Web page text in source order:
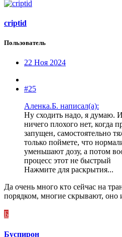
criptid
Пользователь
22 Ноя 2024
#25
Аленка.Б. написал(а):
Ну сходить надо, я думаю.
ничего плохого нет, когда
запущен, самостоятельно
только поймете, что
уменьшают дозу, а потом
процесс этот не быстрый
Нажмите для раскрытия...
Да очень много кто сейчас на
порядком, многие скрывают, оно
Б
Буспирон